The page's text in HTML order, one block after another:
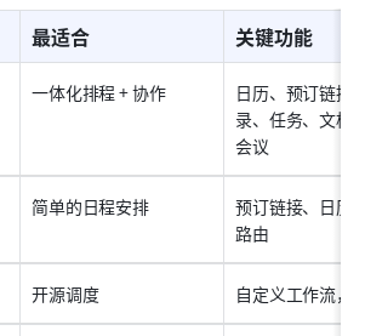
最适合 关键功能
一体化排程 + 协作
日历、预订链接
录、任务、文档
会议
简单的日程安排
预订链接、日历
路由
开源调度 自定义工作流，